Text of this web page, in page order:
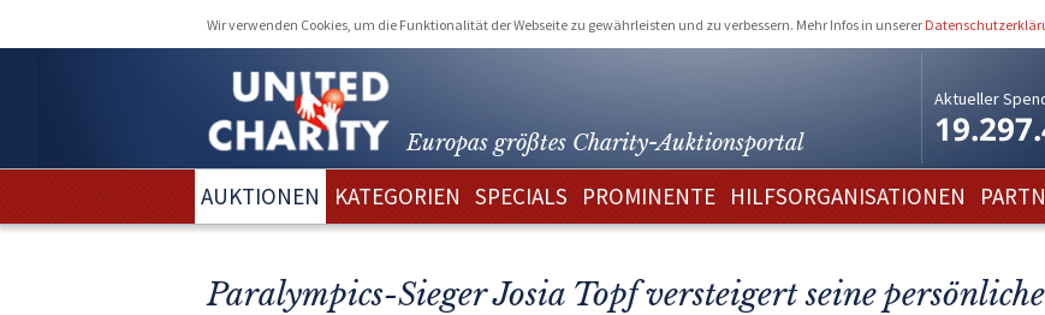
Wir verwenden Cookies, um die Funktionalität der Webseite zu gewährleisten und zu verbessern. Mehr Infos in unserer
Europas größtes Charity-Auktionsportal
Aktueller
AUKTIONEN KATEGORIEN SPECIALS PROMINENTE HILFSORGANISATIONEN
Paralympics-Sieger Josia Topf versteigert seine